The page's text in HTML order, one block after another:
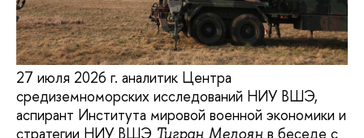
27 июля 2026 г. аналитик Центра
средиземноморских исследований НИУ ВШЭ,
аспирант Института мировой военной экономики и
стратегии НИУ ВШЭ
в беседе с